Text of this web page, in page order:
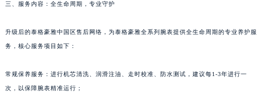
三、服务内容：全生命周期，专业守护
升级后的泰格豪雅中国区售后网络，为泰格豪雅全系列腕表提供全生命周期的专业养护服
务，核心服务项目如下：
常规保养服务：进行机芯清洗、润滑注油、走时校准、防水测试，建议每1-3年进行一
次，以保障腕表精准运行；